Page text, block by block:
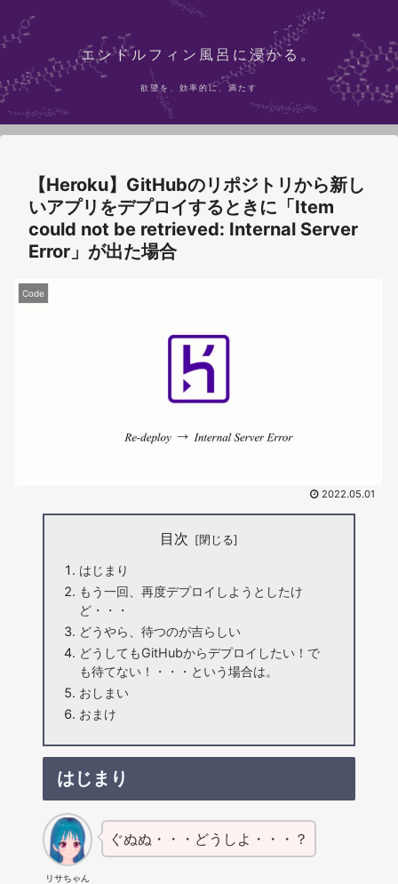
エンドルフィン風呂に浸かる。
欲望を、効率的に、満たす
【Heroku】GitHubのリポジトリから新し
いアプリをデプロイするときに「Item
could not be retrieved: Internal Server
Error」が出た場合
Code
2022.05.01
目次
はじまり
もう一回、再度デプロイしようとしたけ
ど・・・
どうやら、待つのが吉らしい
どうしてもGitHubからデプロイしたい！で
も待てない！・・・という場合は。
おしまい
おまけ
はじまり
リサちゃん
ぐぬぬ・・・どうしよ・・・？